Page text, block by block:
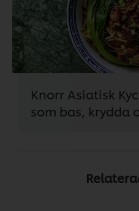
Knorr Asiatisk
som bas, krydda